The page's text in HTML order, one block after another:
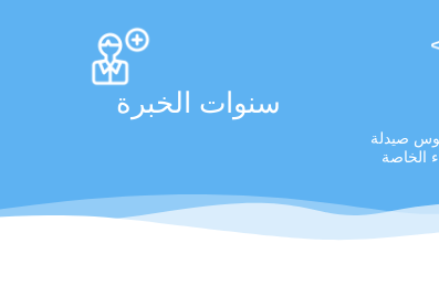
صيدلة
الخاصة
سنوات الخبرة